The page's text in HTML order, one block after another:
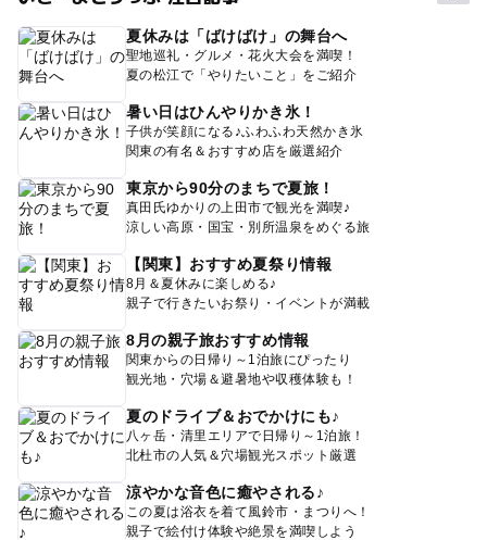
夏休みは「ばけばけ」の舞台へ
聖地巡礼・グルメ・花火大会を満喫！
夏の松江で「やりたいこと」をご紹介
暑い日はひんやりかき氷！
子供が笑顔になる♪ふわふわ天然かき氷
関東の有名＆おすすめ店を厳選紹介
東京から90分のまちで夏旅！
真田氏ゆかりの上田市で観光を満喫♪
涼しい高原・国宝・別所温泉をめぐる旅
【関東】おすすめ夏祭り情報
8月＆夏休みに楽しめる♪
親子で行きたいお祭り・イベントが満載
8月の親子旅おすすめ情報
関東からの日帰り～1泊旅にぴったり
観光地・穴場＆避暑地や収穫体験も！
夏のドライブ＆おでかけにも♪
八ヶ岳・清里エリアで日帰り～1泊旅！
北杜市の人気＆穴場観光スポット厳選
涼やかな音色に癒やされる♪
この夏は浴衣を着て風鈴市・まつりへ！
親子で絵付け体験や絶景を満喫しよう